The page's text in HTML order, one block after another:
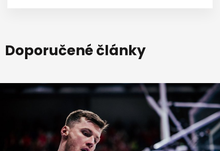
Doporučené články